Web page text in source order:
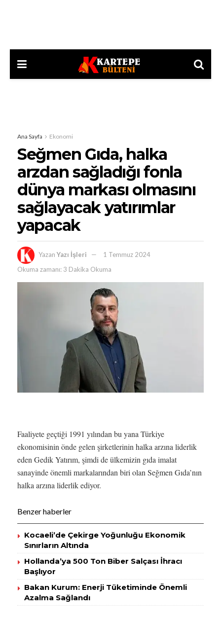
Ana Sayfa Ekonomi
Seğmen Gıda, halka
arzdan sağladığı fonla
dünya markası olmasını
sağlayacak yatırımlar
yapacak
Yazan Yazı İşleri
1 Temmuz 2024
Okuma zamanı: 3 Dakika Okuma
Faaliyete geçtiği 1991 yılından bu yana Türkiye
ekonomisinin önde gelen şirketlerinin halka arzına liderlik
eden Gedik Yatırım, şimdi de ülkemizin gıda imalat
sanayinde önemli markalarından biri olan Seğmen Gıda’nın
halka arzına liderlik ediyor.
Benzer haberler
Kocaeli’de Çekirge Yoğunluğu Ekonomik
Sınırların Altında
Hollanda’ya 500 Ton Biber Salçası İhracı
Başlıyor
Bakan Kurum: Enerji Tüketiminde Önemli
Azalma Sağlandı